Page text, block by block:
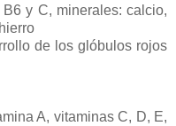
y C, minerales: calcio,
de los glóbulos rojos
A, vitaminas C, D, E,